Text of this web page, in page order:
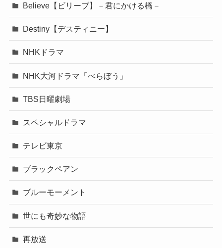
Believe【ビリーブ】－君にかける橋－
Destiny【デスティニー】
NHKドラマ
NHK大河ドラマ「べらぼう」
TBS日曜劇場
スペシャルドラマ
テレビ東京
ブラックペアン
ブルーモーメント
世にも奇妙な物語
再放送